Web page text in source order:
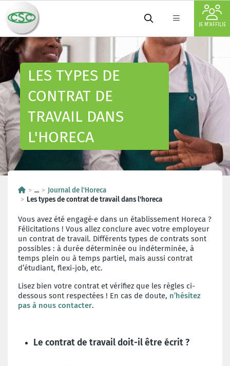
JE M'AFFILIE
LES TYPES DE
CONTRAT DE
TRAVAIL DANS
L'HORECA
...
Journal de l'Horeca
Les types de contrat de travail dans l'horeca
Vous avez été engagé·e dans un établissement Horeca ?
Félicitations ! Vous allez conclure avec votre employeur
un contrat de travail. Différents types de contrats sont
possibles : à durée déterminée ou indéterminée, à
temps plein ou à temps partiel, mais aussi contrat
d’étudiant, flexi-job, etc.
Lisez bien votre contrat et vérifiez que les règles ci-
dessous sont respectées ! En cas de doute, n’hésitez
pas à nous contacter.
Le contrat de travail doit-il être écrit ?